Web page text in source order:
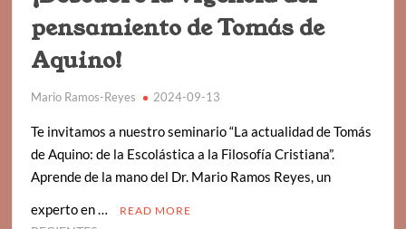
pensamiento de Tomás de
Aquino!
Mario Ramos-Reyes 2024-09-13
Te invitamos a nuestro seminario “La actualidad de Tomás
de Aquino: de la Escolástica a la Filosofía Cristiana”.
Aprende de la mano del Dr. Mario Ramos Reyes, un
experto en …
READ MORE